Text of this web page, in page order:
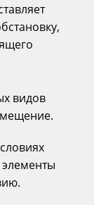
видов
элементы